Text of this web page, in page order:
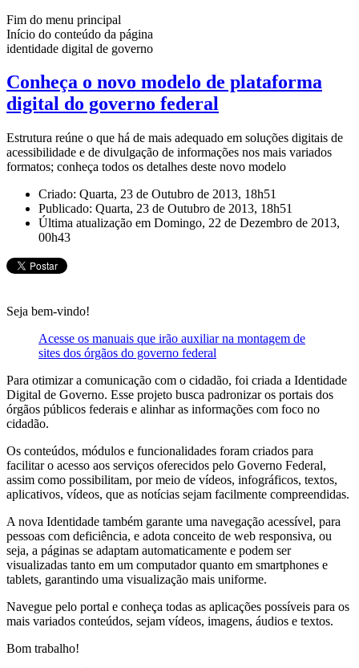
Fim do menu principal
Início do conteúdo da página
identidade digital de governo
Conheça o novo modelo de plataforma
digital do governo federal
Estrutura reúne o que há de mais adequado em soluções digitais de
acessibilidade e de divulgação de informações nos mais variados
formatos; conheça todos os detalhes deste novo modelo
Criado: Quarta, 23 de Outubro de 2013, 18h51
Publicado: Quarta, 23 de Outubro de 2013, 18h51
Última atualização em Domingo, 22 de Dezembro de 2013,
00h43
Seja bem-vindo!
Acesse os manuais que irão auxiliar na montagem de
sites dos órgãos do governo federal
Para otimizar a comunicação com o cidadão, foi criada a Identidade
Digital de Governo. Esse projeto busca padronizar os portais dos
órgãos públicos federais e alinhar as informações com foco no
cidadão.
Os conteúdos, módulos e funcionalidades foram criados para
facilitar o acesso aos serviços oferecidos pelo Governo Federal,
assim como possibilitam, por meio de vídeos, infográficos, textos,
aplicativos, vídeos, que as notícias sejam facilmente compreendidas.
A nova Identidade também garante uma navegação acessível, para
pessoas com deficiência, e adota conceito de web responsiva, ou
seja, a páginas se adaptam automaticamente e podem ser
visualizadas tanto em um computador quanto em smartphones e
tablets, garantindo uma visualização mais uniforme.
Navegue pelo portal e conheça todas as aplicações possíveis para os
mais variados conteúdos, sejam vídeos, imagens, áudios e textos.
Bom trabalho!